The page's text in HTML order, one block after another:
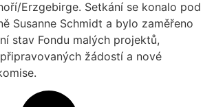
Erzgebirge. Setkání se konalo pod
Susanne Schmidt a bylo zaměřeno
stav Fondu malých projektů,
žádostí a nové